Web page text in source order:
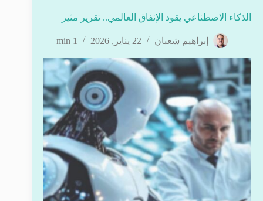
الذكاء الاصطناعي يقود الإنفاق العالمي.. تقرير مثير
إبراهيم شعبان 22 يناير, 2026 1 min